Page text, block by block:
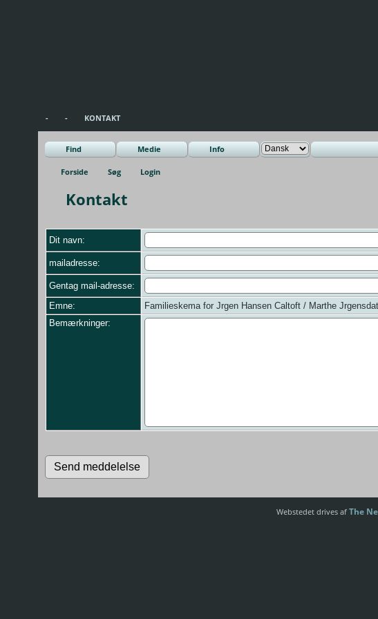
- - KONTAKT
Find Medie Info
Forside Søg Login
Kontakt
Dit navn:
mailadresse:
Gentag mail-adresse:
Emne:
Familieskema for Jrgen Hansen Caltoft / Marthe
Bemærkninger:
Webstedet drives af The